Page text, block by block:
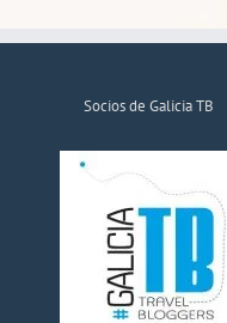
Socios de Galicia TB